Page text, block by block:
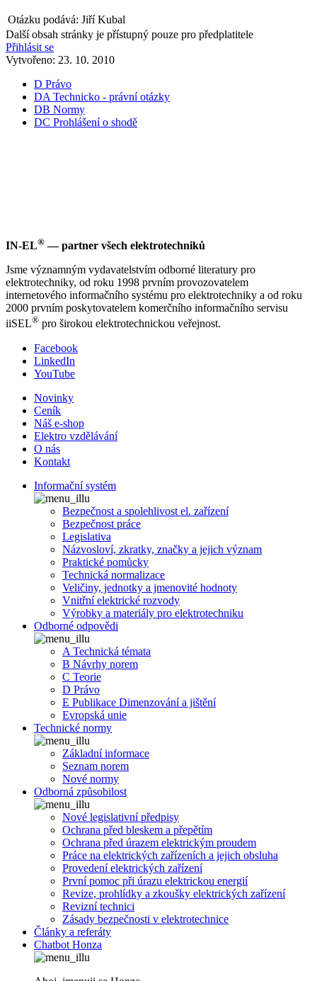
Otázku podává: Jiří Kubal
Další obsah stránky je přístupný pouze pro předplatitele
Přihlásit se
Vytvořeno: 23. 10. 2010
D Právo
DA Technicko - právní otázky
DB Normy
DC Prohlášení o shodě
IN-EL® — partner všech elektrotechniků
Jsme významným vydavatelstvím odborné literatury pro
elektrotechniky, od roku 1998 prvním provozovatelem
internetového informačního systému pro elektrotechniky a od roku
2000 prvním poskytovatelem komerčního informačního servisu
iiSEL® pro širokou elektrotechnickou veřejnost.
Facebook
LinkedIn
YouTube
Novinky
Ceník
Náš e-shop
Elektro vzdělávání
O nás
Kontakt
Informační systém
Bezpečnost a spolehlivost el. zařízení
Bezpečnost práce
Legislativa
Názvosloví, zkratky, značky a jejich význam
Praktické pomůcky
Technická normalizace
Veličiny, jednotky a jmenovité hodnoty
Vnitřní elektrické rozvody
Výrobky a materiály pro elektrotechniku
Odborné odpovědi
A Technická témata
B Návrhy norem
C Teorie
D Právo
E Publikace Dimenzování a jištění
Evropská unie
Technické normy
Základní informace
Seznam norem
Nové normy
Odborná způsobilost
Nové legislativní předpisy
Ochrana před bleskem a přepětím
Ochrana před úrazem elektrickým proudem
Práce na elektrických zařízeních a jejich obsluha
Provedení elektrických zařízení
První pomoc při úrazu elektrickou energií
Revize, prohlídky a zkoušky elektrických zařízení
Revizní technici
Zásady bezpečnosti v elektrotechnice
Články a referáty
Chatbot Honza